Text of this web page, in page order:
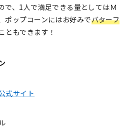
で、1人で満足できる量としてはＭ
ポップコーンにはお好みでバターフ
ともできます！
式サイト